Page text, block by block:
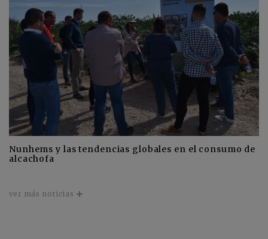
Nunhems y las tendencias globales en el consumo de
alcachofa
ver más noticias